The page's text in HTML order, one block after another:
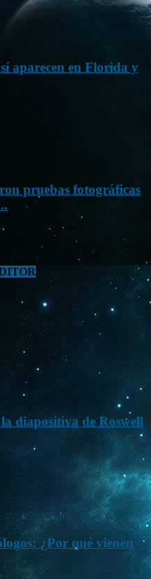
aparecen en Florida y
pruebas fotográficas
diapositiva de Roswell
¿Por qué vienen